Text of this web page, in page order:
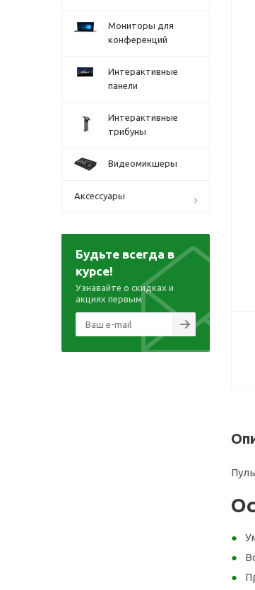
Мониторы для
конференций
Интерактивные
панели
Интерактивные
трибуны
Видеомикшеры
Аксессуары
Будьте всегда в
курсе!
Узнавайте о скидках и
акциях первым